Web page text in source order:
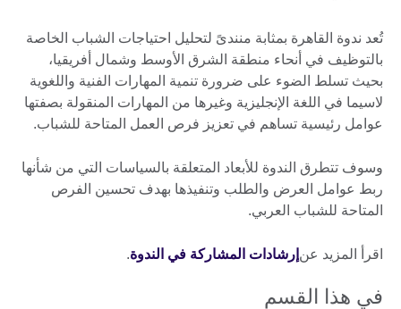
تُعد ندوة القاهرة بمثابة منندىً لتحليل احتياجات الشباب الخاصة
بالتوظيف في أنحاء منطقة الشرق الأوسط وشمال أفريقيا،
بحيث تسلط الضوء على ضرورة تنمية المهارات الفنية واللغوية
لاسيما في اللغة الإنجليزية وغيرها من المهارات المنقولة بصفتها
عوامل رئيسية تساهم في تعزيز فرص العمل المتاحة للشباب.
وسوف تتطرق الندوة للأبعاد المتعلقة بالسياسات التي من شأنها
ربط عوامل العرض والطلب وتنفيذها بهدف تحسين الفرص
المتاحة للشباب العربي.
اقرأ المزيد عن إرشادات المشاركة في الندوة.
في هذا القسم